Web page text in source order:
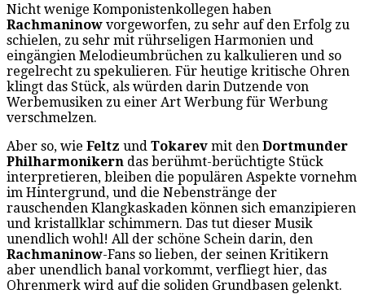
Nicht wenige Komponistenkollegen haben
Rachmaninow vorgeworfen, zu sehr auf den Erfolg zu
schielen, zu sehr mit rührseligen Harmonien und
eingängien Melodieumbrüchen zu kalkulieren und so
regelrecht zu spekulieren. Für heutige kritische Ohren
klingt das Stück, als würden darin Dutzende von
Werbemusiken zu einer Art Werbung für Werbung
verschmelzen.
Aber so, wie Feltz und Tokarev mit den Dortmunder
Philharmonikern das berühmt-berüchtigte Stück
interpretieren, bleiben die populären Aspekte vornehm
im Hintergrund, und die Nebenstränge der
rauschenden Klangkaskaden können sich emanzipieren
und kristallklar schimmern. Das tut dieser Musik
unendlich wohl! All der schöne Schein darin, den
Rachmaninow-Fans so lieben, der seinen Kritikern
aber unendlich banal vorkommt, verfliegt hier, das
Ohrenmerk wird auf die soliden Grundbasen gelenkt.